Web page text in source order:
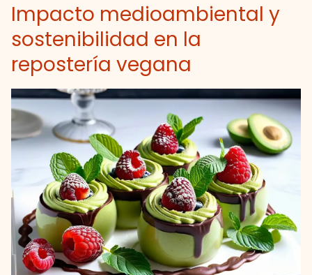
Impacto medioambiental y
sostenibilidad en la
repostería vegana